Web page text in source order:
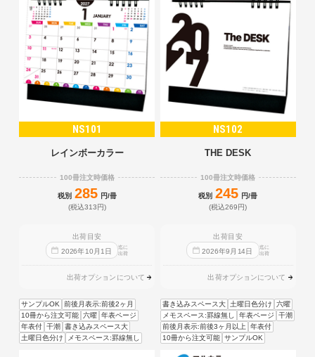
NS101
レインボーカラー
100冊注文時価格
税別 285 円/冊
(税込313円)
出荷目安
2026年10 月1 日
迄に
出荷
出荷オプションについて
サンプルOK 前後月表示:前後2ヶ月
10冊から注文可能 六曜 年表ページ
年表付 干潮 書き込みスペース大
土曜日色分け
メモスペース:罫線無し
NS102
THE DESK
100冊注文時価格
税別 245 円/冊
(税込269円)
出荷目安
2026年9 月 14日
迄に
出荷
出荷オプションについて
書き込みスペース大 土曜日色分け
六曜
メモスペース:罫線無し
年表ページ
干潮
前後月表示:前後3ヶ月以上 年表付
10冊から注文可能 サンプルOK